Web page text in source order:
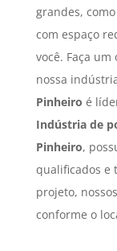
grandes,
com espaço
você. Faça
nossa
Pinheiro é
Indústria de
Pinheiro,
qualificados e
projeto,
conforme o